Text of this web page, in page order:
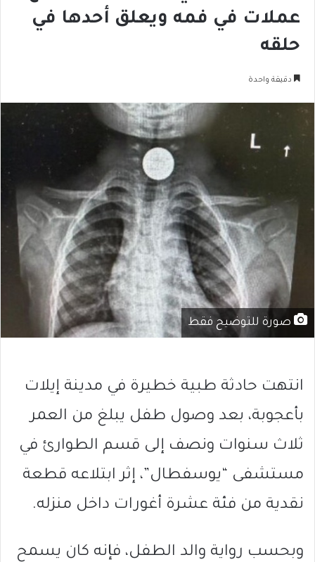
عملات في فمه ويعلق أحدها في
حلقه
دقيقة واحدة
صورة للتوضيح فقط
انتهت حادثة طبية خطيرة في مدينة إيلات
بأعجوبة، بعد وصول طفل يبلغ من العمر
ثلاث سنوات ونصف إلى قسم الطوارئ في
مستشفى “يوسفطال”، إثر ابتلاعه قطعة
نقدية من فئة عشرة أغورات داخل منزله.
وبحسب رواية والد الطفل، فإنه كان يسمح